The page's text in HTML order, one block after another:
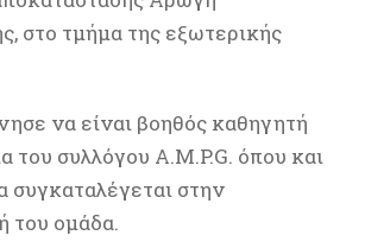
στο τμήμα της εξωτερικής
να είναι βοηθός καθηγητή
του συλλόγου A.M.P.G. όπου και
συγκαταλέγεται στην
του ομάδα.